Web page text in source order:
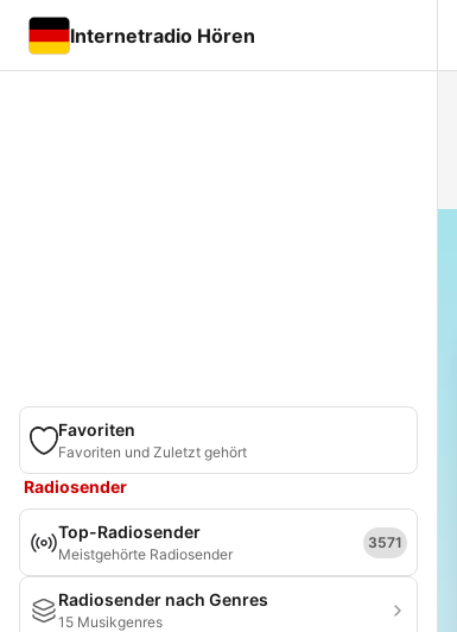
Internetradio Hören
Favoriten
Favoriten und Zuletzt gehört
Radiosender
Top-Radiosender
Meistgehörte Radiosender
3571
Radiosender nach Genres
15 Musikgenres